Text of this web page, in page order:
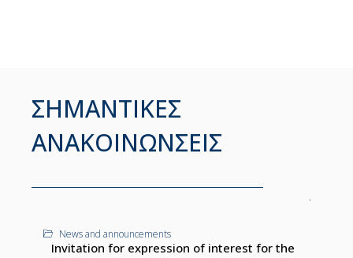
ΣΗΜΑΝΤΙΚΕΣ
ΑΝΑΚΟΙΝΩΝΣΕΙΣ
News and announcements
Invitation for expression of interest for the